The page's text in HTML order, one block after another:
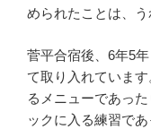
められたことは、う
菅平合宿後、6年5
て取り入れていま
るメニューであっ
ックに入る練習で